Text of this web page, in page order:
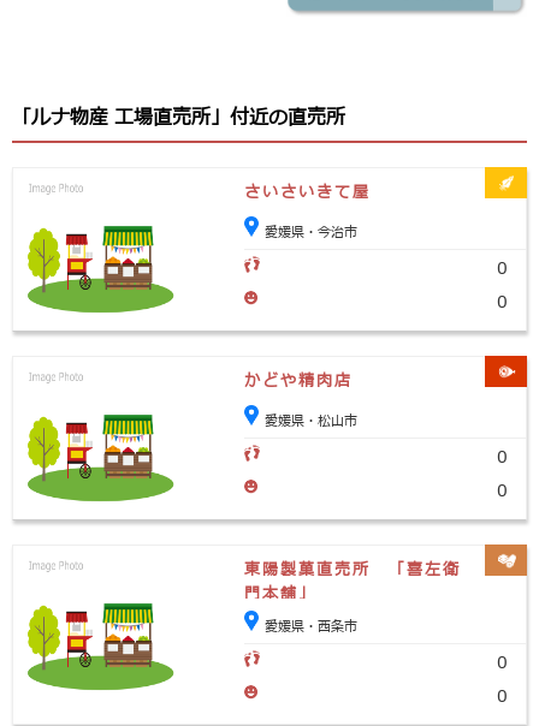
「ルナ物産 工場直売所」付近の直売所
さいさいきて屋
愛媛県・今治市
0
0
かどや精肉店
愛媛県・松山市
0
0
東陽製菓直売所 「喜左衛
門本舗」
愛媛県・西条市
0
0